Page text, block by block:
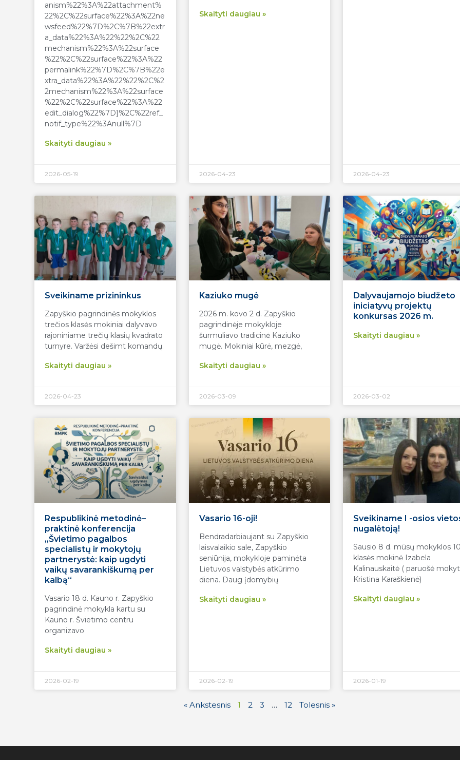
anism%22%3A%22attachment%
22%2C%22surface%22%3A%22ne
wsfeed%22%7D%2C%7B%22extr
a_data%22%3A%22%22%2C%22
mechanism%22%3A%22surface
%22%2C%22surface%22%3A%22
permalink%22%7D%2C%7B%22e
xtra_data%22%3A%22%22%2C%2
2mechanism%22%3A%22surface
%22%2C%22surface%22%3A%22
edit_dialog%22%7D]%2C%22ref_
notif_type%22%3Anull%7D
Skaityti daugiau »
2026-05-19
Skaityti daugiau »
2026-04-23 2026-04-23
Sveikiname prizininkus
Zapyškio pagrindinės mokyklos
trečios klasės mokiniai dalyvavo
rajoniniame trečių klasių kvadrato
turnyre. Varžėsi dešimt komandų.
Skaityti daugiau »
2026-04-23
Kaziuko mugė
2026 m. kovo 2 d. Zapyškio
pagrindinėje mokykloje
šurmuliavo tradicinė Kaziuko
mugė. Mokiniai kūrė, mezgė,
Skaityti daugiau »
2026-03-09
Dalyvaujamojo biudžeto
iniciatyvų projektų
konkursas 2026 m.
Skaityti daugiau »
2026-03-02
Respublikinė metodinė–
praktinė konferencija
„Švietimo pagalbos
specialistų ir mokytojų
partnerystė: kaip ugdyti
vaikų savarankiškumą per
kalbą“
Vasario 18 d. Kauno r. Zapyškio
pagrindinė mokykla kartu su
Kauno r. Švietimo centru
organizavo
Skaityti daugiau »
2026-02-19
Vasario 16-oji!
Bendradarbiaujant su Zapyškio
laisvalaikio sale, Zapyškio
seniūnija, mokykloje paminėta
Lietuvos valstybės atkūrimo
diena. Daug įdomybių
Skaityti daugiau »
2026-02-19
Sveikiname I -osios
nugalėtoją!
Sausio 8 d. mūsų mokyklos
klasės mokinė Izabela
Kalinauskaitė ( paruošė
Kristina Karaškienė)
Skaityti daugiau »
2026-01-19
« Ankstesnis 1 2 3 … 12 Tolesnis »